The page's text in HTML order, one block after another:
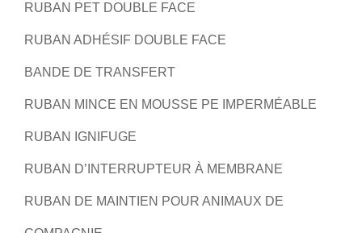
RUBAN PET DOUBLE FACE
RUBAN ADHÉSIF DOUBLE FACE
BANDE DE TRANSFERT
RUBAN MINCE EN MOUSSE PE IMPERMÉABLE
RUBAN IGNIFUGE
RUBAN D’INTERRUPTEUR À MEMBRANE
RUBAN DE MAINTIEN POUR ANIMAUX DE